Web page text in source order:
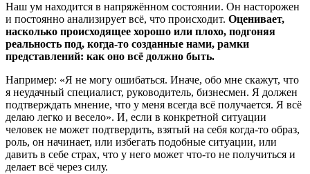
Наш ум находится в напряжённом состоянии. Он насторожен
и постоянно анализирует всё, что происходит. Оценивает,
насколько происходящее хорошо или плохо, подгоняя
реальность под, когда-то созданные нами, рамки
представлений: как оно всё должно быть.
Например: «Я не могу ошибаться. Иначе, обо мне скажут, что
я неудачный специалист, руководитель, бизнесмен. Я должен
подтверждать мнение, что у меня всегда всё получается. Я всё
делаю легко и весело». И, если в конкретной ситуации
человек не может подтвердить, взятый на себя когда-то образ,
роль, он начинает, или избегать подобные ситуации, или
давить в себе страх, что у него может что-то не получиться и
делает всё через силу.